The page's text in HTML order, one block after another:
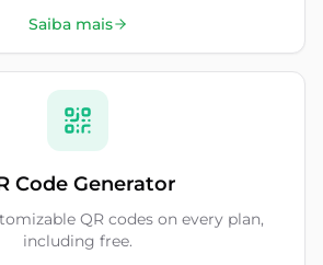
Saiba mais
Code Generator
QR codes on every plan,
including free.